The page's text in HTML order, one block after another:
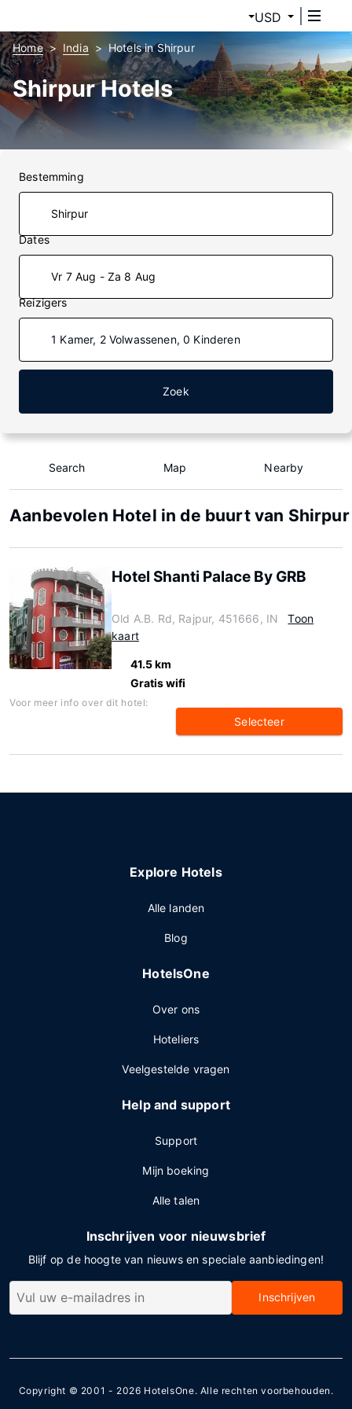
USD
Home India Hotels in Shirpur
Shirpur Hotels
Bestemming
Dates
Vr 7 Aug - Za 8 Aug
Reizigers
1 Kamer, 2 Volwassenen, 0 Kinderen
Zoek
Search Map Nearby
Aanbevolen Hotel in de buurt van Shirpur
Hotel Shanti Palace By GRB
Old A.B. Rd, Rajpur, 451666, IN
Toon
kaart
41.5 km
Gratis wifi
Voor meer info over dit hotel:
Selecteer
Explore Hotels
Alle landen
Blog
HotelsOne
Over ons
Hoteliers
Veelgestelde vragen
Help and support
Support
Mijn boeking
Alle talen
Inschrijven voor nieuwsbrief
Blijf op de hoogte van nieuws en speciale aanbiedingen!
Inschrijven
Copyright © 2001 - 2026 HotelsOne. Alle rechten voorbehouden.